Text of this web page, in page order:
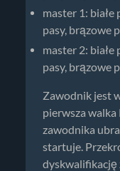
master 1: białe
pasy, brązowe
master 2: białe
pasy, brązowe
Zawodnik jest
pierwsza walka
zawodnika
startuje.
dyskwalifikację